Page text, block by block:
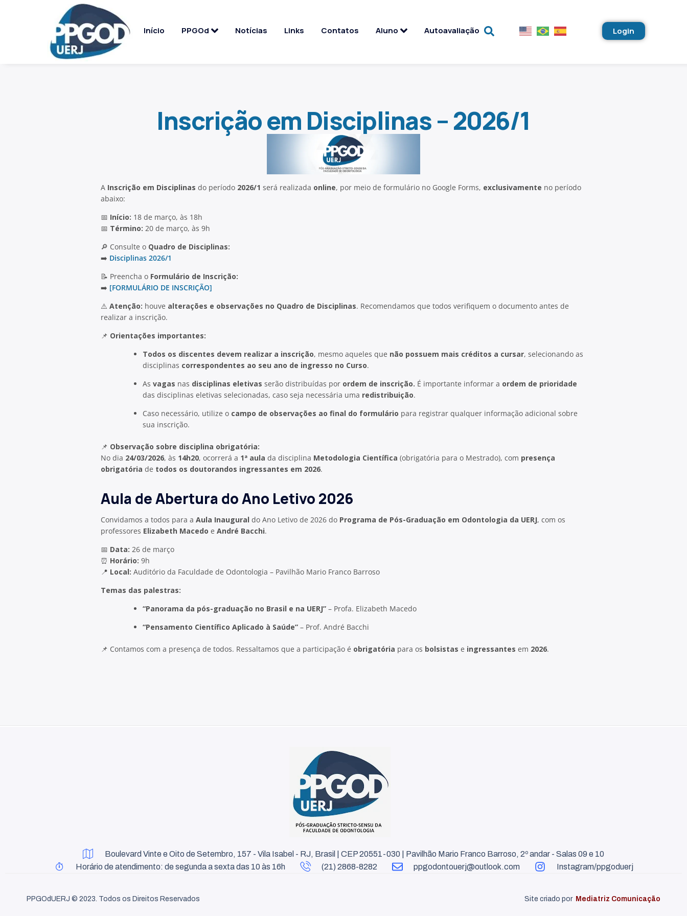
Início PPGOd Notícias Links Contatos Aluno Autoavaliação Login
Inscrição em Disciplinas – 2026/1
A Inscrição em Disciplinas do período 2026/1 será realizada online, por meio de formulário no Google Forms, exclusivamente no período
abaixo:
📅 Início: 18 de março, às 18h
📅 Término: 20 de março, às 9h
🔎 Consulte o Quadro de Disciplinas:
➡️ Disciplinas 2026/1
📝 Preencha o Formulário de Inscrição:
➡️ [FORMULÁRIO DE INSCRIÇÃO]
⚠️ Atenção: houve alterações e observações no Quadro de Disciplinas. Recomendamos que todos verifiquem o documento antes de
realizar a inscrição.
📌 Orientações importantes:
Todos os discentes devem realizar a inscrição, mesmo aqueles que não possuem mais créditos a cursar, selecionando as
disciplinas correspondentes ao seu ano de ingresso no Curso.
As vagas nas disciplinas eletivas serão distribuídas por ordem de inscrição. É importante informar a ordem de prioridade
das disciplinas eletivas selecionadas, caso seja necessária uma redistribuição.
Caso necessário, utilize o campo de observações ao final do formulário para registrar qualquer informação adicional sobre
sua inscrição.
📌 Observação sobre disciplina obrigatória:
No dia 24/03/2026, às 14h20, ocorrerá a 1ª aula da disciplina Metodologia Científica (obrigatória para o Mestrado), com presença
obrigatória de todos os doutorandos ingressantes em 2026.
Aula de Abertura do Ano Letivo 2026
Convidamos a todos para a Aula Inaugural do Ano Letivo de 2026 do Programa de Pós-Graduação em Odontologia da UERJ, com os
professores Elizabeth Macedo e André Bacchi.
📅 Data: 26 de março
⏰ Horário: 9h
📍 Local: Auditório da Faculdade de Odontologia – Pavilhão Mario Franco Barroso
Temas das palestras:
“Panorama da pós-graduação no Brasil e na UERJ” – Profa. Elizabeth Macedo
“Pensamento Científico Aplicado à Saúde” – Prof. André Bacchi
📌 Contamos com a presença de todos. Ressaltamos que a participação é obrigatória para os bolsistas e ingressantes em 2026.
Boulevard Vinte e Oito de Setembro, 157 - Vila Isabel - RJ, Brasil | CEP 20551-030 | Pavilhão Mario Franco Barroso, 2º andar - Salas 09 e 10
Horário de atendimento: de segunda a sexta das 10 às 16h
(21) 2868-8282 ppgodontouerj@outlook.com Instagram/ppgoduerj
PPGOdUERJ © 2023. Todos os Direitos Reservados Site criado por Mediatriz Comunicação